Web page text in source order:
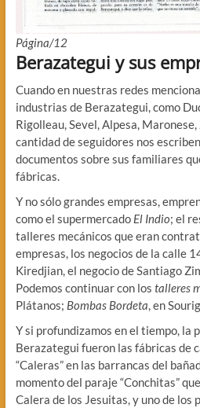
Página/12
Berazategui y sus
Cuando en nuestras redes
industrias de Berazategui, como
Rigolleau, Sevel, Alpesa,
cantidad de seguidores nos
documentos sobre sus familiares
fábricas.
Y no sólo grandes empresas,
como el supermercado El Indio; el
talleres mecánicos que eran
empresas, los negocios de la calle
Kiredjian, el negocio de Santiago
Podemos continuar con los talleres
Plátanos; Bombas Bordeta, en
Y si profundizamos en el tiempo, la
Berazategui fueron las fábricas de
“Caleras” en las barrancas del
momento del paraje “Conchitas”
Calera de los Jesuitas, y uno de los